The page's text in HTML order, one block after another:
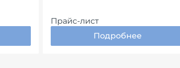
Прайс-лист
Подробнее